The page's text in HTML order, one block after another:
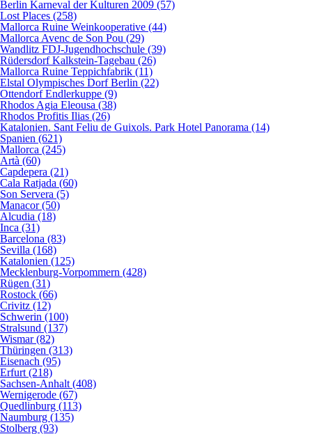
Berlin Karneval der Kulturen 2009 (57)
Lost Places (258)
Mallorca Ruine Weinkooperative (44)
Mallorca Avenc de Son Pou (29)
Wandlitz FDJ-Jugendhochschule (39)
Rüdersdorf Kalkstein-Tagebau (26)
Mallorca Ruine Teppichfabrik (11)
Elstal Olympisches Dorf Berlin (22)
Ottendorf Endlerkuppe (9)
Rhodos Agia Eleousa (38)
Rhodos Profitis Ilias (26)
Katalonien. Sant Feliu de Guixols. Park Hotel Panorama (14)
Spanien (621)
Mallorca (245)
Artà (60)
Capdepera (21)
Cala Ratjada (60)
Son Servera (5)
Manacor (50)
Alcudia (18)
Inca (31)
Barcelona (83)
Sevilla (168)
Katalonien (125)
Mecklenburg-Vorpommern (428)
Rügen (31)
Rostock (66)
Crivitz (12)
Schwerin (100)
Stralsund (137)
Wismar (82)
Thüringen (313)
Eisenach (95)
Erfurt (218)
Sachsen-Anhalt (408)
Wernigerode (67)
Quedlinburg (113)
Naumburg (135)
Stolberg (93)